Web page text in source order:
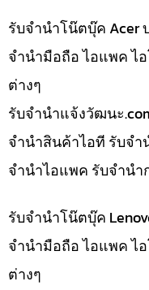
รับจำนำโน๊ตบุ๊ค Acer
จำนำมือถือ ไอแพค ไ
ต่างๆ
รับจํานําแจ้งวัฒนะ
จำนำสินค้าไอที รับจ
จำนำไอแพค รับจำนำ
รับจำนำโน๊ตบุ๊ค
จำนำมือถือ ไอแพค ไ
ต่างๆ